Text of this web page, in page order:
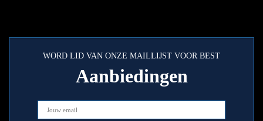
WORD LID VAN ONZE MAILLIJST VOOR BEST
Aanbiedingen